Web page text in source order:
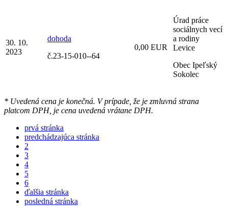
30. 10.
2023
dohoda
č.23-15-010--64
0,00 EUR
Úrad práce
sociálnych vecí
a rodiny
Levice
Obec Ipeľský
Sokolec
* Uvedená cena je konečná. V prípade, že je zmluvná strana
platcom DPH, je cena uvedená vrátane DPH.
prvá stránka
predchádzajúca stránka
2
3
4
5
6
ďalšia stránka
posledná stránka